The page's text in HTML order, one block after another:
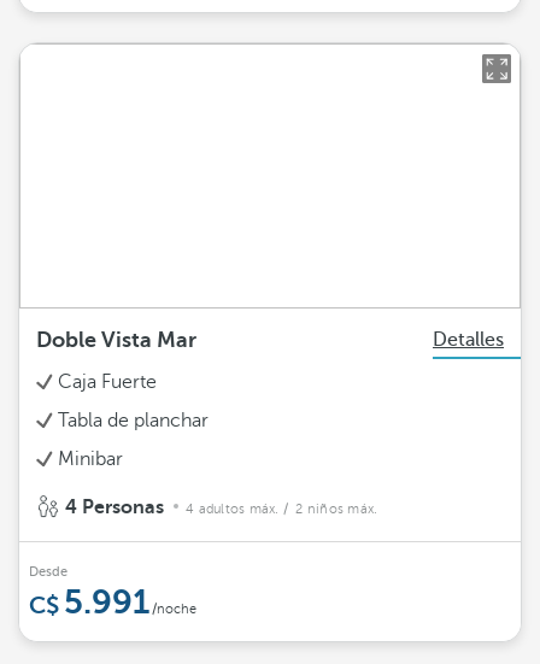
Doble Vista Mar
Detalles
Caja Fuerte
Tabla de planchar
Minibar
4 Personas 4 adultos máx. / 2 niños máx.
Desde
5.991 /noche